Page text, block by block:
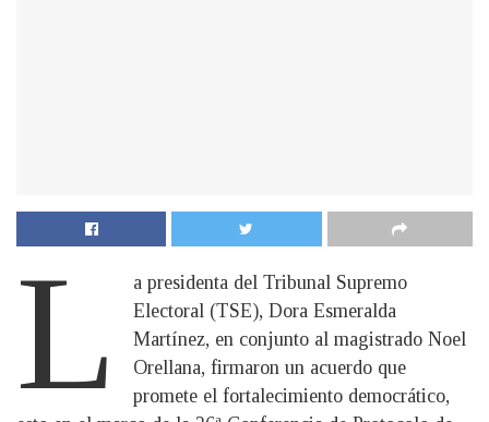
L
a presidenta del Tribunal Supremo
Electoral (TSE), Dora Esmeralda
Martínez, en conjunto al magistrado Noel
Orellana, firmaron un acuerdo que
promete el fortalecimiento democrático,